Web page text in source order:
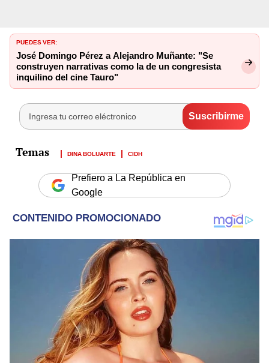
PUEDES VER:
José Domingo Pérez a Alejandro Muñante: "Se
construyen narrativas como la de un congresista
inquilino del cine Tauro"
DINA BOLUARTE CIDH
Prefiero a La República en
Google